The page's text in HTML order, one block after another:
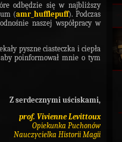
odbędzie się w najbliższy
(amr_hufflepuff). Podczas
naszej współpracy w
pyszne ciasteczka i ciepła
poinformował mnie o tym
Z serdecznymi uściskami,
prof. Vivienne Levittoux
Opiekunka Puchonów
Nauczycielka Historii Magii